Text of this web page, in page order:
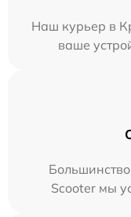
Наш курьер в
ваше
Scooter мы